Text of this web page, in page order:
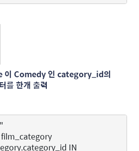
이 Comedy 인 category_id의
한개 출력
IN